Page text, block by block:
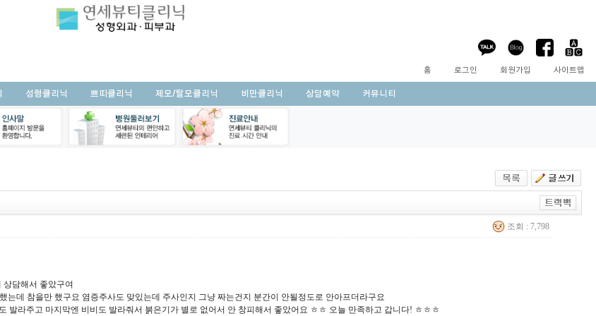
홈 로그인 회원가입 사이트맵
성형클리닉 쁘띠클리닉 제모/탈모클리닉 비만클리닉 상담예약 커뮤니티
조회 : 7,798
상담해서 좋았구여
데 참을만 했구요 염증주사도 맞있는데 주사인지 그냥 짜는건지 분간이 안될정도로 안아프더라구요
발라주고 마지막엔 비비도 발라줘서 붉은기가 별로 없어서 안 창피해서 좋았어요 ㅎㅎ 오늘 만족하고 갑니다! ㅎㅎㅎ